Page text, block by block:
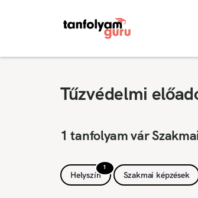
Tűzvédelmi
1 tanfolyam vár
1
Helyszín Szakmai képzések